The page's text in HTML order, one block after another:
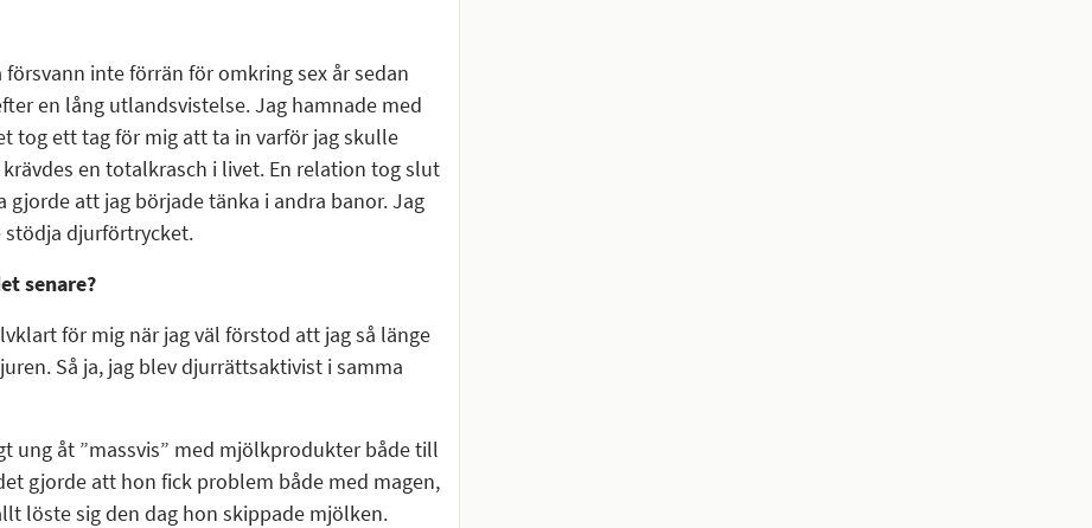
inte förrän för omkring sex år sedan
en lång utlandsvistelse. Jag hamnade med
tog ett tag för mig att ta in varför jag skulle
en totalkrasch i livet. En relation tog slut
att jag började tänka i andra banor. Jag
djurförtrycket.
senare?
för mig när jag väl förstod att jag så länge
Så ja, jag blev djurrättsaktivist i samma
ung åt ”massvis” med mjölkprodukter både till
gjorde att hon fick problem både med magen,
löste sig den dag hon skippade mjölken.